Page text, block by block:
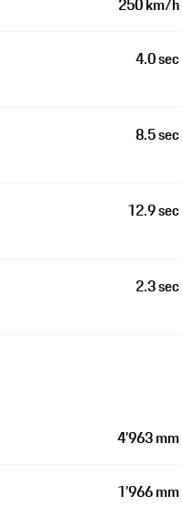
250 km/h
4.0 sec
8.5 sec
12.9 sec
2.3 sec
4’963 mm
1’966 mm